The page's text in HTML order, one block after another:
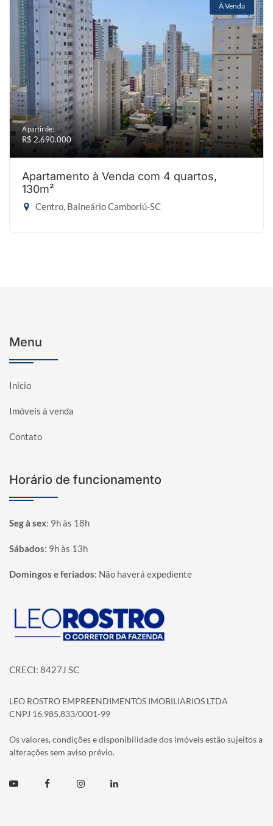
À Venda
A partir de:
R$ 2.690.000
Apartamento à Venda com 4 quartos,
130m²
Centro, Balneário Camboriú-SC
Menu
Início
Imóveis à venda
Contato
Horário de funcionamento
Seg à sex: 9h às 18h
Sábados: 9h às 13h
Domingos e feriados: Não haverá expediente
Página inicial
CRECI: 8427J SC
LEO ROSTRO EMPREENDIMENTOS IMOBILIARIOS LTDA
CNPJ 16.985.833/0001-99
Os valores, condições e disponibilidade dos imóveis estão sujeitos a
alterações sem aviso prévio.
Youtube FacebookInstagramLinkedin